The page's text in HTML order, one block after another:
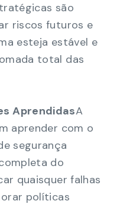
são
riscos futuros e
esteja estável e
total das
AprendidasA
aprender com o
segurança
do
quaisquer falhas
políticas